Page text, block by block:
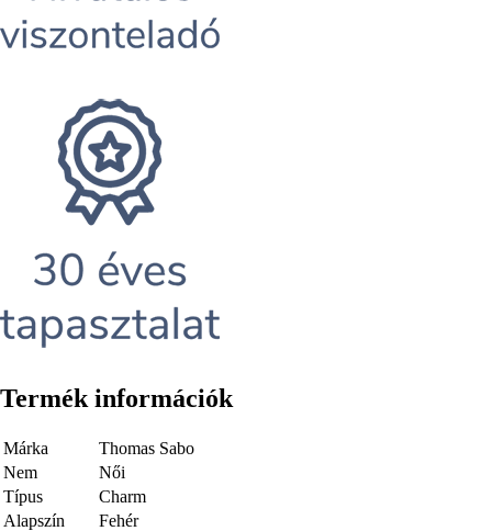
Termék információk
Márka
Thomas Sabo
Nem
Női
Típus
Charm
Alapszín
Fehér